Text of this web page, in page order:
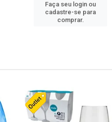
Faça seu login ou
cadastre-se para
comprar.